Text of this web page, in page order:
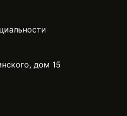
дом 15